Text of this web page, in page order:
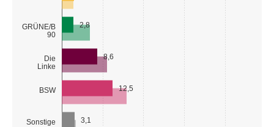
GRÜNE/B
90
Die
Linke
BSW
Sonstige
2,8
8,6
12,5
3,1